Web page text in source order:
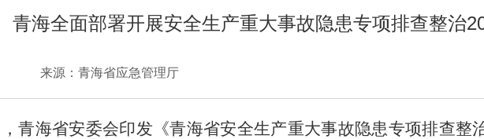
青海全面部署开展安全生产重大事故隐患专项排查整治
来源：青海省应急管理厅
青海省安委会印发《青海省安全生产重大事故隐患专项排查整